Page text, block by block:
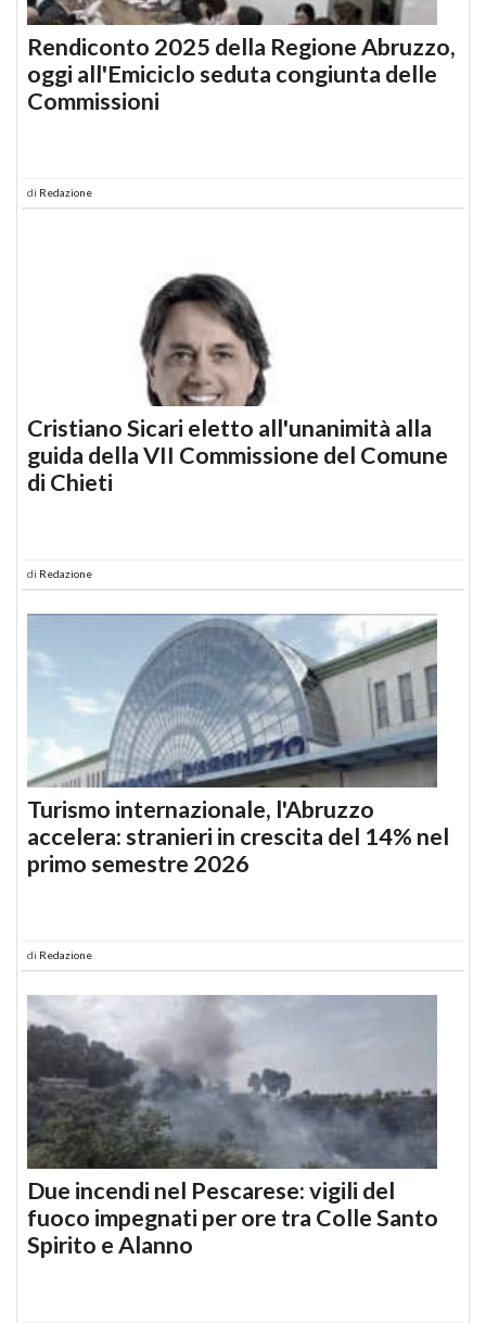
Rendiconto 2025 della Regione Abruzzo,
oggi all'Emiciclo seduta congiunta delle
Commissioni
di Redazione
Cristiano Sicari eletto all'unanimità alla
guida della VII Commissione del Comune
di Chieti
di Redazione
Turismo internazionale, l'Abruzzo
accelera: stranieri in crescita del 14% nel
primo semestre 2026
di Redazione
Due incendi nel Pescarese: vigili del
fuoco impegnati per ore tra Colle Santo
Spirito e Alanno